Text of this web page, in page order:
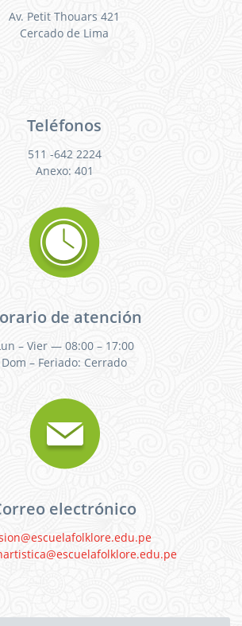
Av. Petit Thouars 421
Cercado de Lima
Teléfonos
511 -642 2224
Anexo: 401
de atención
– Vier — 08:00 – 17:00
Dom – Feriado: Cerrado
electrónico